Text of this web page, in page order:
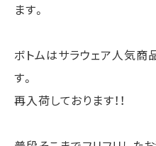
ます。
ボトムはサラウェア人気商
す。
再入荷しております！！